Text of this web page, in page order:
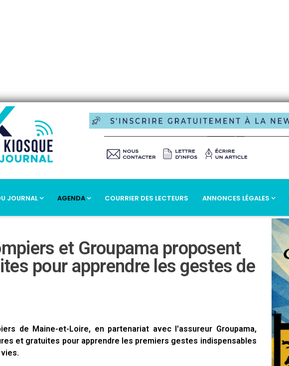
JOURNAL AGENDA COURRIER DES LECTEURS ANNONCES LÉGALES
et Groupama proposent
pour apprendre les gestes de
de Maine-et-Loire, en partenariat avec l'assureur Groupama,
et gratuites pour apprendre les premiers gestes indispensables